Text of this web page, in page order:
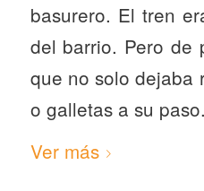
basurero. El tren
del barrio. Pero de
que no solo dejaba
o galletas a su paso.
Ver más